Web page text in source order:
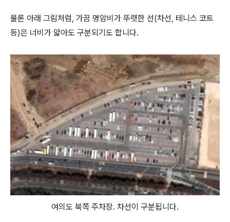
물론 아래 그림처럼, 가끔 명암비가 뚜렷한 선(차선, 테니스 코트
등)은 너비가 얇아도 구분되기도 합니다.
여의도 북쪽 주차장. 차선이 구분됩니다.